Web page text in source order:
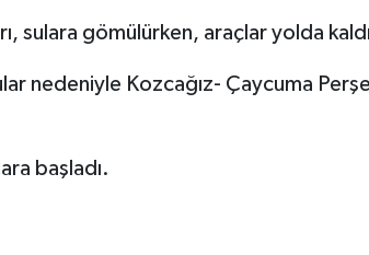
sulara gömülürken, araçlar yolda
nedeniyle Kozcağız- Çaycuma
başladı.